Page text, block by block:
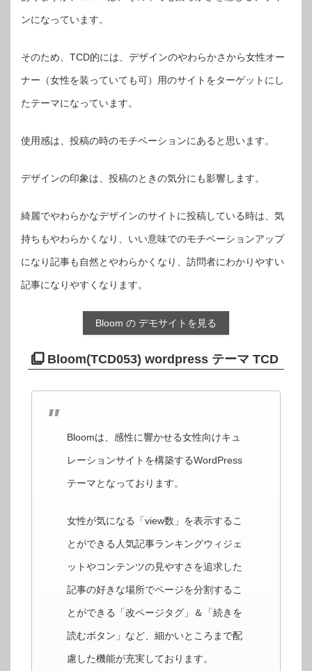
ンになっています。
そのため、TCD的には、デザインのやわらかさから女性オー
ナー（女性を装っていても可）用のサイトをターゲットにし
たテーマになっています。
使用感は、投稿の時のモチベーションにあると思います。
デザインの印象は、投稿のときの気分にも影響します。
綺麗でやわらかなデザインのサイトに投稿している時は、気
持ちもやわらかくなり、いい意味でのモチベーションアップ
になり記事も自然とやわらかくなり、訪問者にわかりやすい
記事になりやすくなります。
Bloom の デモサイトを見る
Bloom(TCD053) wordpress テーマ TCD
Bloomは、感性に響かせる女性向けキュ
レーションサイトを構築するWordPress
テーマとなっております。
女性が気になる「view数」を表示するこ
とができる人気記事ランキングウィジェ
ットやコンテンツの見やすさを追求した
記事の好きな場所でページを分割するこ
とができる「改ページタグ」＆「続きを
読むボタン」など、細かいところまで配
慮した機能が充実しております。